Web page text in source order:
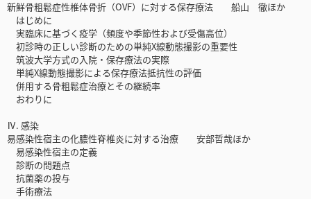
新鮮骨粗鬆症性椎体骨折（OVF）に対する保存療法 船山 徹ほか
はじめに
実臨床に基づく疫学（頻度や季節性および受傷高位）
初診時の正しい診断のための単純X線動態撮影の重要性
筑波大学方式の入院・保存療法の実際
単純X線動態撮影による保存療法抵抗性の評価
併用する骨粗鬆症治療とその継続率
おわりに
Ⅳ. 感染
易感染性宿主の化膿性脊椎炎に対する治療 安部哲哉ほか
易感染性宿主の定義
診断の問題点
抗菌薬の投与
手術療法